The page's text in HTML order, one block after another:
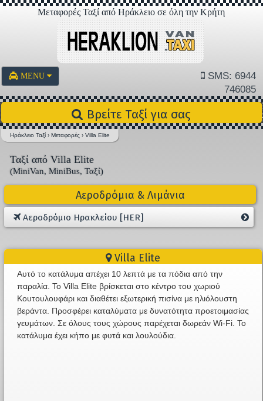
Μεταφορές Ταξί από Ηράκλειο σε όλη την Κρήτη
MENU
SMS: 6944
746085
Βρείτε Ταξί για σας
Ηράκλειο Ταξί ›Μεταφορές ›Villa Elite
Ταξί από Villa Elite
(MiniVan, MiniBus, Ταξί)
Αεροδρόμια & Λιμάνια
Αεροδρόμιο Ηρακλείου [HER]
Villa Elite
Αυτό το κατάλυμα απέχει 10 λεπτά με τα πόδια από την
παραλία. Το Villa Elite βρίσκεται στο κέντρο του χωριού
Κουτουλουφάρι και διαθέτει εξωτερική πισίνα με ηλιόλουστη
βεράντα. Προσφέρει καταλύματα με δυνατότητα προετοιμασίας
γευμάτων. Σε όλους τους χώρους παρέχεται δωρεάν Wi-Fi. Το
κατάλυμα έχει κήπο με φυτά και λουλούδια.